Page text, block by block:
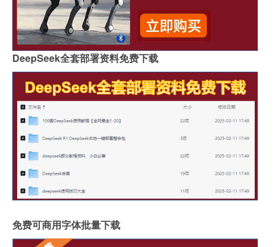
DeepSeek全套部署资料免费下载
免费可商用字体批量下载